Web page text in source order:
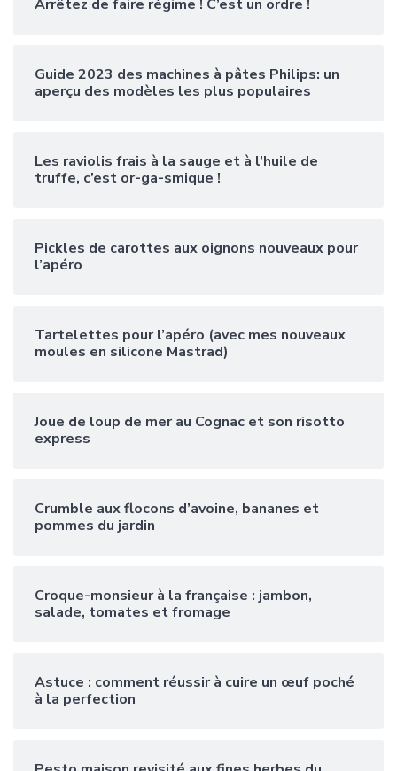
Arrêtez de faire régime ! C’est un ordre !
Guide 2023 des machines à pâtes Philips: un
aperçu des modèles les plus populaires
Les raviolis frais à la sauge et à l’huile de
truffe, c’est or-ga-smique !
Pickles de carottes aux oignons nouveaux pour
l’apéro
Tartelettes pour l’apéro (avec mes nouveaux
moules en silicone Mastrad)
Joue de loup de mer au Cognac et son risotto
express
Crumble aux flocons d’avoine, bananes et
pommes du jardin
Croque-monsieur à la française : jambon,
salade, tomates et fromage
Astuce : comment réussir à cuire un œuf poché
à la perfection